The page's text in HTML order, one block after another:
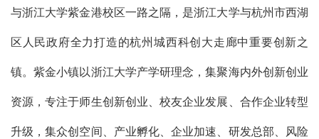
与浙江大学紫金港校区一路之隔，是浙江大学与杭州市西湖
区人民政府全力打造的杭州城西科创大走廊中重要创新之
镇。紫金小镇以浙江大学产学研理念，集聚海内外创新创业
资源，专注于师生创新创业、校友企业发展、合作企业转型
升级，集众创空间、产业孵化、企业加速、研发总部、风险